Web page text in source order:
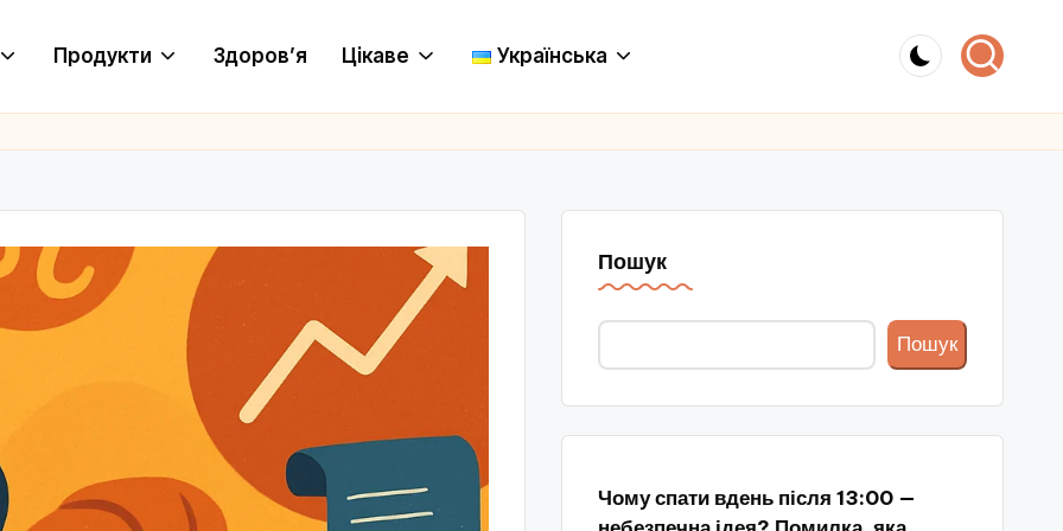
Продукти Здоров’я Цікаве Українська
Пошук
Пошук
Чому спати вдень після 13:00 —